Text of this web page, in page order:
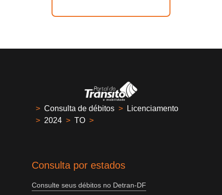
> Consulta de débitos >
Licenciamento
> 2024 > TO >
Consulta por estados
Consulte seus débitos no Detran-DF